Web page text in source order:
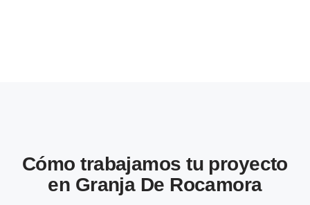
Cómo trabajamos tu proyecto
en Granja De Rocamora